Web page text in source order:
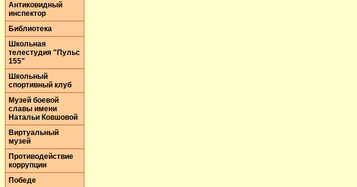
Антиковидный
инспектор
Библиотека
Школьная
телестудия "Пульс
155"
Школьный
спортивный клуб
Музей боевой
славы имени
Натальи Ковшовой
Виртуальный
музей
Противодействие
коррупции
Победе